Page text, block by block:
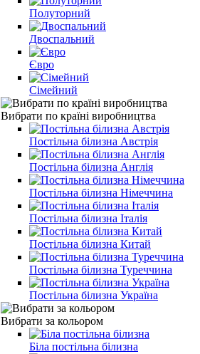
Полуторний
Двоспальний
Євро
Сімейний
Вибрати по країні виробництва
Постільна білизна Австрія
Постільна білизна Англія
Постільна білизна Німеччина
Постільна білизна Італія
Постільна білизна Китай
Постільна білизна Туреччина
Постільна білизна Україна
Вибрати за кольором
Біла постільна білизна